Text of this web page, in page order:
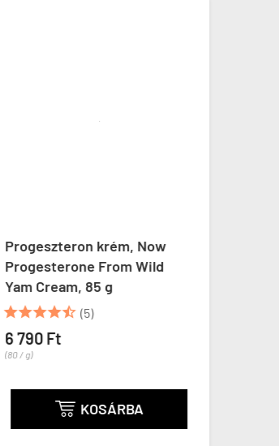
Progeszteron krém, Now
Progesterone From Wild
Yam Cream, 85 g
 (5)
6 790 Ft
(80 / g)
 KOSÁRBA